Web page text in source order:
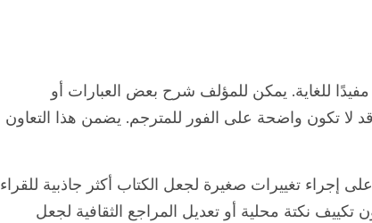
للغاية. يمكن للمؤلف شرح بعض العبارات أو
قد لا تكون واضحة على الفور للمترجم. يضمن هذا التعاون
إجراء تغييرات صغيرة لجعل الكتاب أكثر جاذبية للقراء
تكييف نكتة محلية أو تعديل المراجع الثقافية لجعل